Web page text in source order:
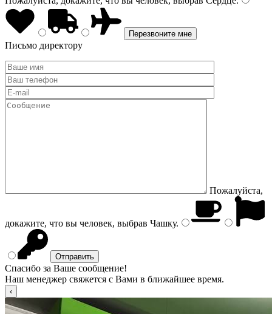
Письмо директору
Пожалуйста,
докажите, что вы человек, выбрав Чашку.
Спасибо за Ваше сообщение!
Наш менеджер свяжется с Вами в ближайшее время.